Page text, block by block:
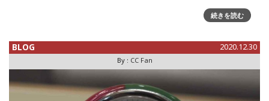
Giuliano Mazzuoli(ジュリアーノ・マッツォーリ)新作、イタ
リア文学の巨匠 “至高の詩人” ダンテ・アリギエーリに捧げる
続きを読む
BLOG 2020.12.30
By : CC Fan